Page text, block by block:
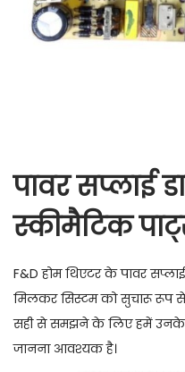
पावर सप्लाई
स्कीमैटिक
F&D होम थिएटर के पावर
मिलकर सिस्टम को सुचारू रूप
सही से समझने के लिए हमें उनके
जानना आवश्यक है।